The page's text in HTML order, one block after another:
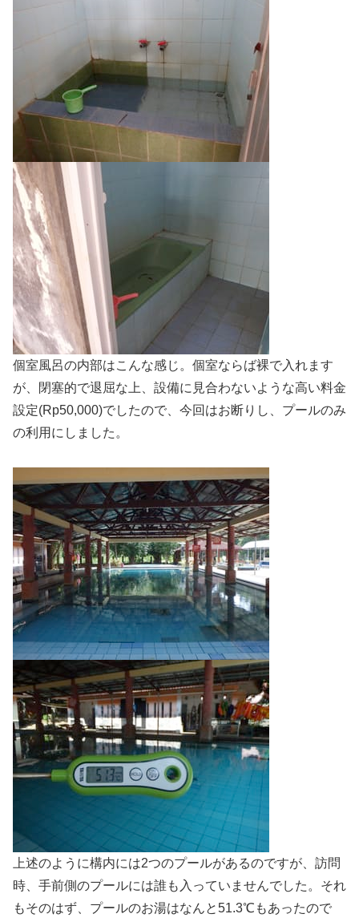
個室風呂の内部はこんな感じ。個室ならば裸で入れます
が、閉塞的で退屈な上、設備に見合わないような高い料金
設定(Rp50,000)でしたので、今回はお断りし、プールのみ
の利用にしました。
上述のように構内には2つのプールがあるのですが、訪問
時、手前側のプールには誰も入っていませんでした。それ
もそのはず、プールのお湯はなんと51.3℃もあったので